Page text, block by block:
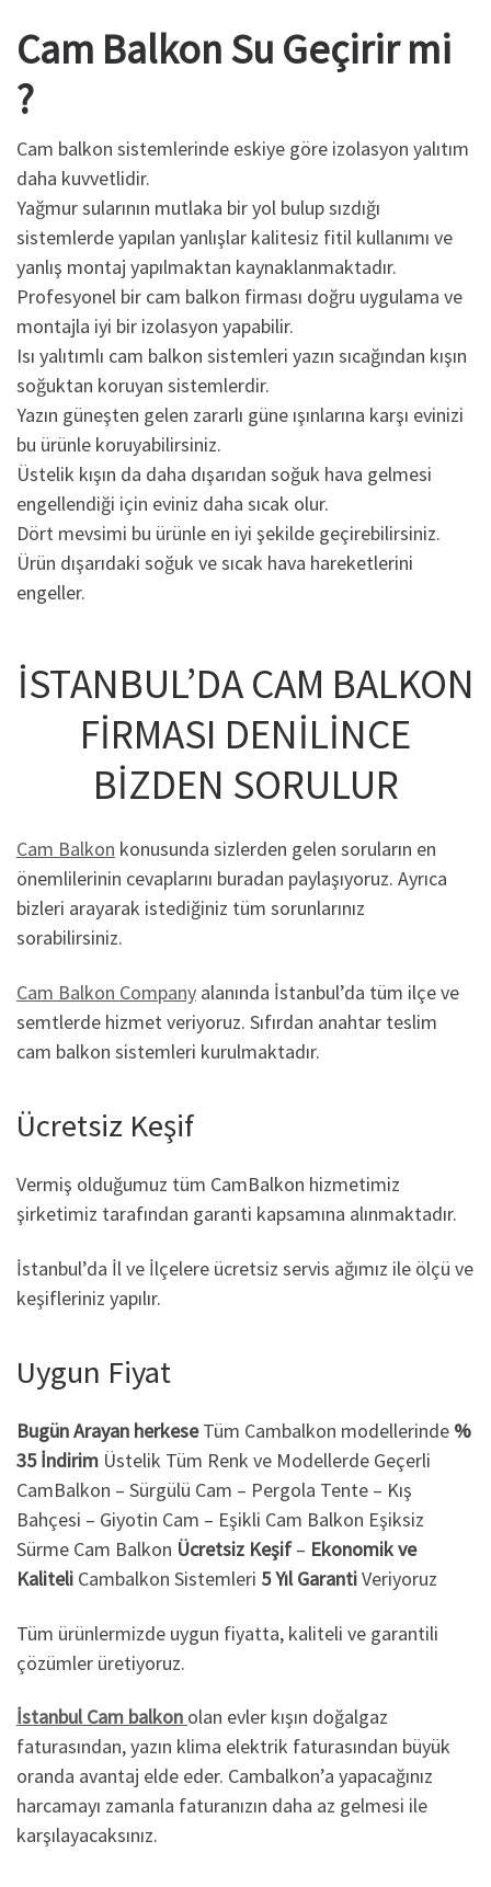
Cam Balkon Su Geçirir mi
?
Cam balkon sistemlerinde eskiye göre izolasyon yalıtım
daha kuvvetlidir.
Yağmur sularının mutlaka bir yol bulup sızdığı
sistemlerde yapılan yanlışlar kalitesiz fitil kullanımı ve
yanlış montaj yapılmaktan kaynaklanmaktadır.
Profesyonel bir cam balkon firması doğru uygulama ve
montajla iyi bir izolasyon yapabilir.
Isı yalıtımlı cam balkon sistemleri yazın sıcağından kışın
soğuktan koruyan sistemlerdir.
Yazın güneşten gelen zararlı güne ışınlarına karşı evinizi
bu ürünle koruyabilirsiniz.
Üstelik kışın da daha dışarıdan soğuk hava gelmesi
engellendiği için eviniz daha sıcak olur.
Dört mevsimi bu ürünle en iyi şekilde geçirebilirsiniz.
Ürün dışarıdaki soğuk ve sıcak hava hareketlerini
engeller.
İSTANBUL’DA CAM BALKON
FİRMASI DENİLİNCE
BİZDEN SORULUR
Cam Balkon konusunda sizlerden gelen soruların en
önemlilerinin cevaplarını buradan paylaşıyoruz. Ayrıca
bizleri arayarak istediğiniz tüm sorunlarınız
sorabilirsiniz.
Cam Balkon Company alanında İstanbul’da tüm ilçe ve
semtlerde hizmet veriyoruz. Sıfırdan anahtar teslim
cam balkon sistemleri kurulmaktadır.
Ücretsiz Keşif
Vermiş olduğumuz tüm CamBalkon hizmetimiz
şirketimiz tarafından garanti kapsamına alınmaktadır.
İstanbul’da İl ve İlçelere ücretsiz servis ağımız ile ölçü ve
keşifleriniz yapılır.
Uygun Fiyat
Bugün Arayan herkeseTüm Cambalkon modellerinde %
35 İndirim Üstelik Tüm Renk ve Modellerde Geçerli
CamBalkon – Sürgülü Cam – Pergola Tente – Kış
Bahçesi – Giyotin Cam – Eşikli Cam Balkon Eşiksiz
Sürme Cam Balkon Ücretsiz Keşif– Ekonomik ve
Kaliteli Cambalkon Sistemleri 5 Yıl GarantiVeriyoruz
Tüm ürünlermizde uygun fiyatta, kaliteli ve garantili
çözümler üretiyoruz.
İstanbul Cam balkon olan evler kışın doğalgaz
faturasından, yazın klima elektrik faturasından büyük
oranda avantaj elde eder. Cambalkon’a yapacağınız
harcamayı zamanla faturanızın daha az gelmesi ile
karşılayacaksınız.